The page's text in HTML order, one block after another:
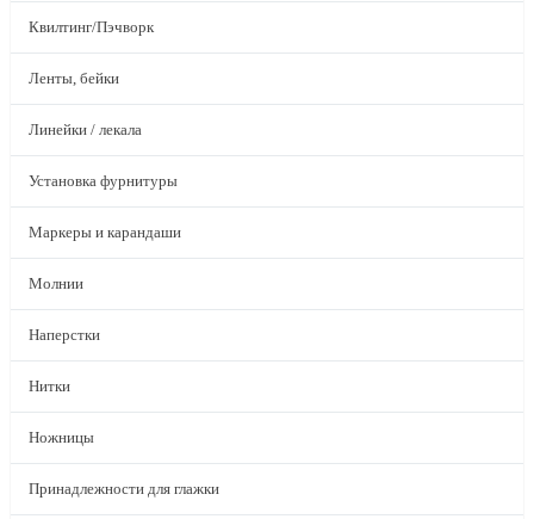
Квилтинг/Пэчворк
Ленты, бейки
Линейки / лекала
Установка фурнитуры
Маркеры и карандаши
Молнии
Наперстки
Нитки
Ножницы
Принадлежности для глажки